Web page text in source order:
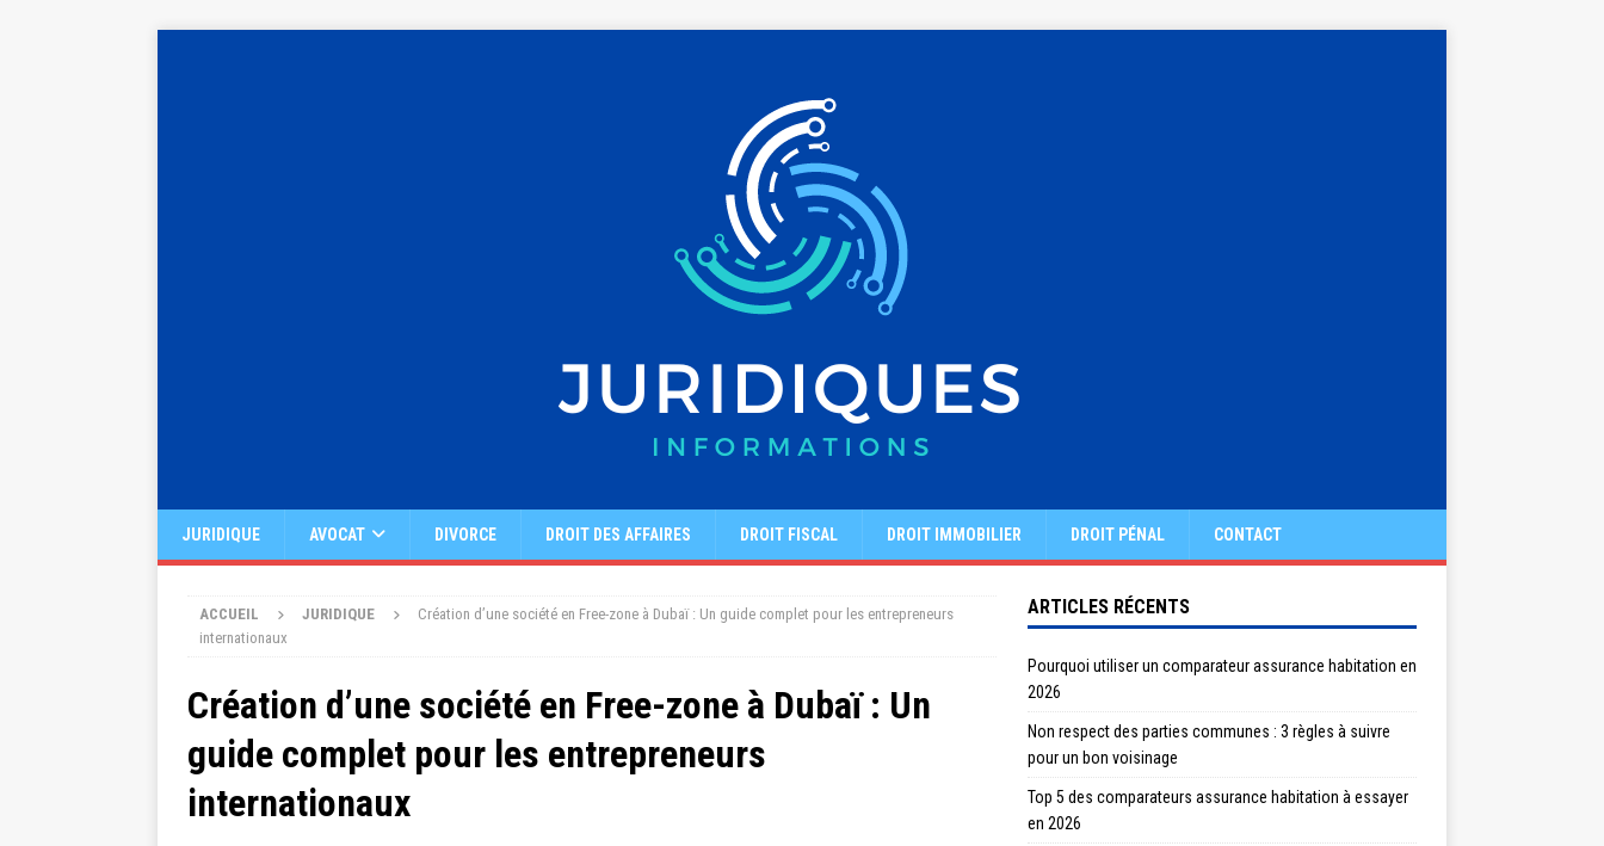
JURIDIQUE AVOCAT DIVORCE DROIT DES AFFAIRES DROIT FISCAL DROIT IMMOBILIER DROIT PÉNAL CONTACT
ACCUEIL JURIDIQUE
Création d’une société en Free-zone à Dubaï : Un guide complet pour les entrepreneurs
internationaux
Création d’une société en Free-zone à Dubaï : Un
guide complet pour les entrepreneurs
internationaux
ARTICLES RÉCENTS
Pourquoi utiliser un comparateur assurance habitation en
2026
Non respect des parties communes : 3 règles à suivre
pour un bon voisinage
Top 5 des comparateurs assurance habitation à essayer
en 2026